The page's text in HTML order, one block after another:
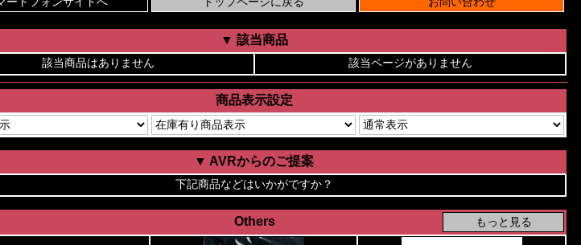
▼ 該当商品
該当商品はありません 該当ページがありません
商品表示設定
▼ AVRからのご提案
下記商品などはいかがですか？
Others